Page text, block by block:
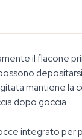
il flacone
mantiene la
dopo goccia.
integrato per